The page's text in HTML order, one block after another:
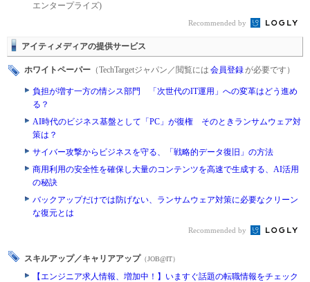
エンタープライズ)
Recommended by
アイティメディアの提供サービス
ホワイトペーパー （TechTargetジャパン／閲覧には 会員登録が必要です）
負担が増す一方の情シス部門 「次世代のIT運用」への変革はどう進め
る？
AI時代のビジネス基盤として「PC」が復権 そのときランサムウェア対
策は？
サイバー攻撃からビジネスを守る、「戦略的データ復旧」の方法
商用利用の安全性を確保し大量のコンテンツを高速で生成する、AI活用
の秘訣
バックアップだけでは防げない、ランサムウェア対策に必要なクリーン
な復元とは
Recommended by
スキルアップ／キャリアアップ （JOB@IT）
【エンジニア求人情報、増加中！】いますぐ話題の転職情報をチェック